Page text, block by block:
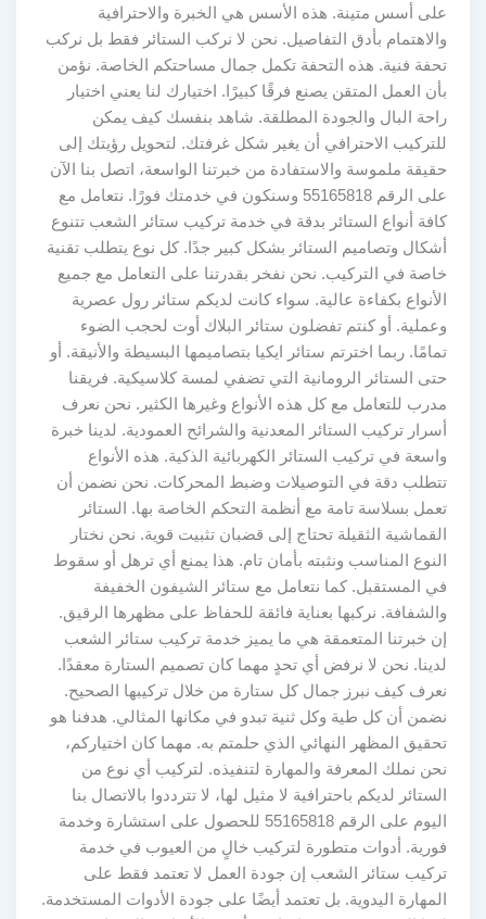
على أسس متينة. هذه الأسس هي الخبرة والاحترافية
والاهتمام بأدق التفاصيل. نحن لا نركب الستائر فقط بل نركب
تحفة فنية. هذه التحفة تكمل جمال مساحتكم الخاصة. نؤمن
بأن العمل المتقن يصنع فرقًا كبيرًا. اختيارك لنا يعني اختيار
راحة البال والجودة المطلقة. شاهد بنفسك كيف يمكن
للتركيب الاحترافي أن يغير شكل غرفتك. لتحويل رؤيتك إلى
حقيقة ملموسة والاستفادة من خبرتنا الواسعة، اتصل بنا الآن
على الرقم 55165818 وسنكون في خدمتك فورًا. نتعامل مع
كافة أنواع الستائر بدقة في خدمة تركيب ستائر الشعب تتنوع
أشكال وتصاميم الستائر بشكل كبير جدًا. كل نوع يتطلب تقنية
خاصة في التركيب. نحن نفخر بقدرتنا على التعامل مع جميع
الأنواع بكفاءة عالية. سواء كانت لديكم ستائر رول عصرية
وعملية. أو كنتم تفضلون ستائر البلاك أوت لحجب الضوء
تمامًا. ربما اخترتم ستائر ايكيا بتصاميمها البسيطة والأنيقة. أو
حتى الستائر الرومانية التي تضفي لمسة كلاسيكية. فريقنا
مدرب للتعامل مع كل هذه الأنواع وغيرها الكثير. نحن نعرف
أسرار تركيب الستائر المعدنية والشرائح العمودية. لدينا خبرة
واسعة في تركيب الستائر الكهربائية الذكية. هذه الأنواع
تتطلب دقة في التوصيلات وضبط المحركات. نحن نضمن أن
تعمل بسلاسة تامة مع أنظمة التحكم الخاصة بها. الستائر
القماشية الثقيلة تحتاج إلى قضبان تثبيت قوية. نحن نختار
النوع المناسب ونثبته بأمان تام. هذا يمنع أي ترهل أو سقوط
في المستقبل. كما نتعامل مع ستائر الشيفون الخفيفة
والشفافة. نركبها بعناية فائقة للحفاظ على مظهرها الرقيق.
إن خبرتنا المتعمقة هي ما يميز خدمة تركيب ستائر الشعب
لدينا. نحن لا نرفض أي تحدٍ مهما كان تصميم الستارة معقدًا.
نعرف كيف نبرز جمال كل ستارة من خلال تركيبها الصحيح.
نضمن أن كل طية وكل ثنية تبدو في مكانها المثالي. هدفنا هو
تحقيق المظهر النهائي الذي حلمتم به. مهما كان اختياركم،
نحن نملك المعرفة والمهارة لتنفيذه. لتركيب أي نوع من
الستائر لديكم باحترافية لا مثيل لها، لا تترددوا بالاتصال بنا
اليوم على الرقم 55165818 للحصول على استشارة وخدمة
فورية. أدوات متطورة لتركيب خالٍ من العيوب في خدمة
تركيب ستائر الشعب إن جودة العمل لا تعتمد فقط على
المهارة اليدوية. بل تعتمد أيضًا على جودة الأدوات المستخدمة.